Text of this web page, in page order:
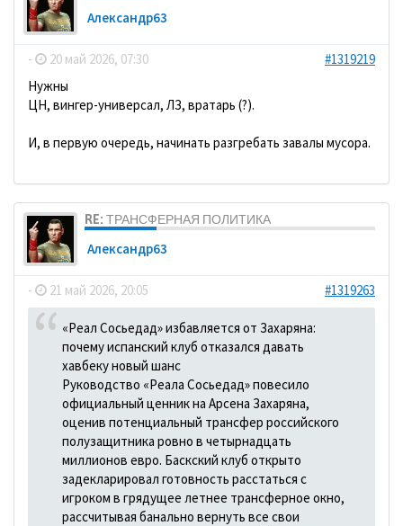
Александр63
- 20 май 2026, 07:30
#1319219
Нужны
ЦН, вингер-универсал, ЛЗ, вратарь (?).
И, в первую очередь, начинать разгребать завалы мусора.
RE: ТРАНСФЕРНАЯ ПОЛИТИКА
Александр63
- 21 май 2026, 20:05 #1319263
«Реал Сосьедад» избавляется от Захаряна:
почему испанский клуб отказался давать
хавбеку новый шанс
Руководство «Реала Сосьедад» повесило
официальный ценник на Арсена Захаряна,
оценив потенциальный трансфер российского
полузащитника ровно в четырнадцать
миллионов евро. Баскский клуб открыто
задекларировал готовность расстаться с
игроком в грядущее летнее трансферное окно,
рассчитывая банально вернуть все свои